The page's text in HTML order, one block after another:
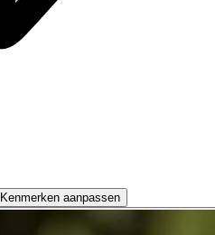
Kenmerken aanpassen